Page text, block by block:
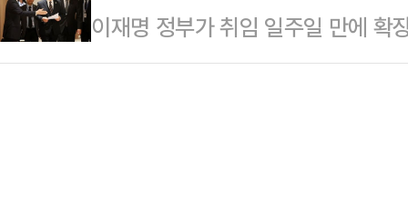
고 눈부십니다”, “진짜 진짜 너무
머나 세상에~ 마…
래소에 따르면 전일(9일) 종가 기
억원으로 집계됐다. 이는 증권업계
이재명 정부가 취임 일주일 만에 확
가경정예산(추경) 논의에 본격 착